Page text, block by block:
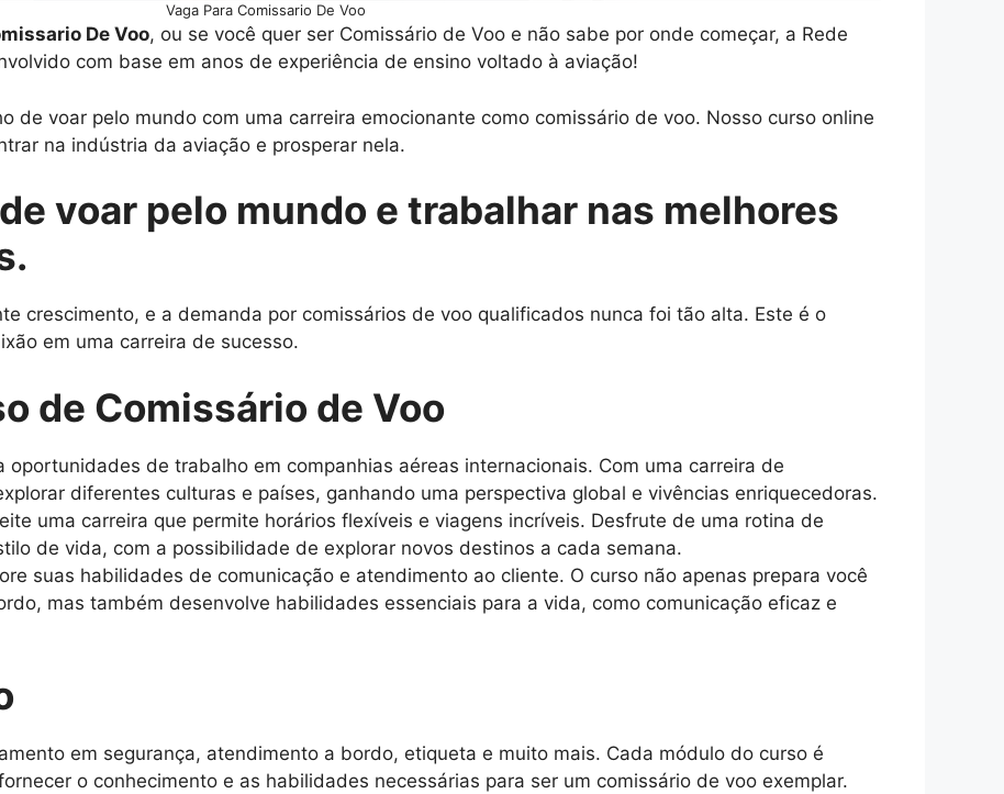
Vaga Para Comissario De Voo
De Voo, ou se você quer ser Comissário de Voo e não sabe por onde começar, a Rede
com base em anos de experiência de ensino voltado à aviação!
de voar pelo mundo com uma carreira emocionante como comissário de voo. Nosso curso online
na indústria da aviação e prosperar nela.
voar pelo mundo e trabalhar nas melhores
crescimento, e a demanda por comissários de voo qualificados nunca foi tão alta. Este é o
em uma carreira de sucesso.
de Comissário de Voo
oportunidades de trabalho em companhias aéreas internacionais. Com uma carreira de
diferentes culturas e países, ganhando uma perspectiva global e vivências enriquecedoras.
uma carreira que permite horários flexíveis e viagens incríveis. Desfrute de uma rotina de
de vida, com a possibilidade de explorar novos destinos a cada semana.
suas habilidades de comunicação e atendimento ao cliente. O curso não apenas prepara você
mas também desenvolve habilidades essenciais para a vida, como comunicação eficaz e
em segurança, atendimento a bordo, etiqueta e muito mais. Cada módulo do curso é
o conhecimento e as habilidades necessárias para ser um comissário de voo exemplar.